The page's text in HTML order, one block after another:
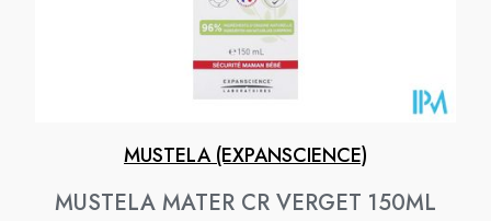
MUSTELA (EXPANSCIENCE)
MUSTELA MATER CR VERGET 150ML